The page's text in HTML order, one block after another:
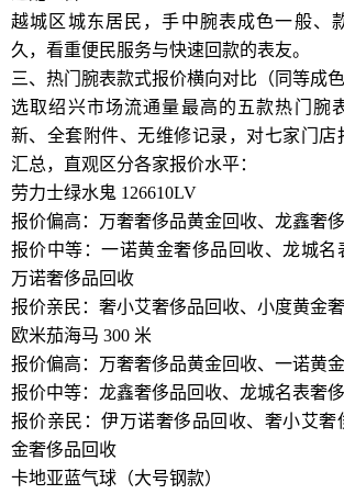
越城区城东居民，手中腕表成色一般、
久，看重便民服务与快速回款的表友。
三、热门腕表款式报价横向对比（同等成色
选取绍兴市场流通量最高的五款热门腕
新、全套附件、无维修记录，对七家门店
汇总，直观区分各家报价水平：
劳力士绿水鬼 126610LV
报价偏高：万奢奢侈品黄金回收、龙鑫奢
报价中等：一诺黄金奢侈品回收、龙城名
万诺奢侈品回收
报价亲民：奢小艾奢侈品回收、小度黄金
欧米茄海马 300 米
报价偏高：万奢奢侈品黄金回收、一诺黄
报价中等：龙鑫奢侈品回收、龙城名表奢
报价亲民：伊万诺奢侈品回收、奢小艾奢
金奢侈品回收
卡地亚蓝气球（大号钢款）